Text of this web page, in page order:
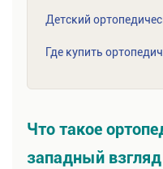
Детский
Где купить
Что такое
западный взгляд